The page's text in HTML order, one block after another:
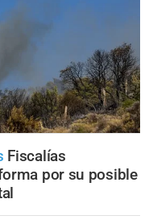
Fiscalías
por su posible